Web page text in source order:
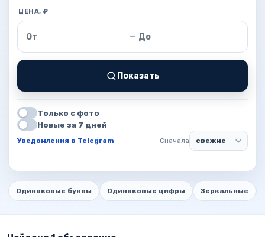
ЦЕНА, ₽
Цена от — Цена до
Показать
Только с фото
Новые за 7 дней
Уведомления в Telegram Сначала
Одинаковые буквы Одинаковые цифры Зеркальные